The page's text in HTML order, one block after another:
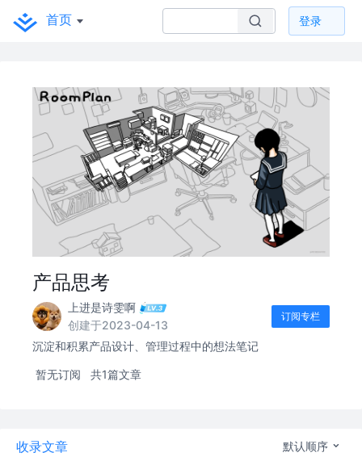
首页 登录
产品思考
上进是诗雯啊
创建于2023-04-13
订阅专栏
沉淀和积累产品设计、管理过程中的想法笔记
暂无订阅 共1篇文章
收录文章 默认顺序